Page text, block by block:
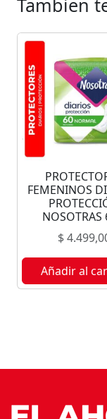
Tambien
FEMENINOS
NOSOTRAS
$
Añadir al